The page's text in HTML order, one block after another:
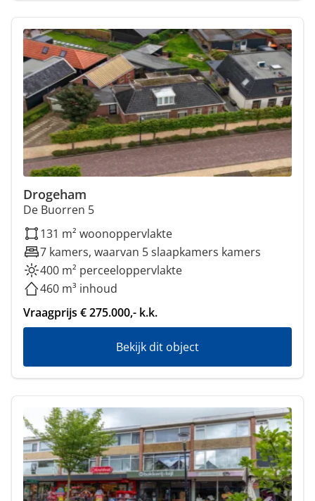
Drogeham
De Buorren 5
131 m² woonoppervlakte
7 kamers, waarvan 5 slaapkamers kamers
400 m² perceeloppervlakte
460 m³ inhoud
Vraagprijs € 275.000,- k.k.
Bekijk dit object